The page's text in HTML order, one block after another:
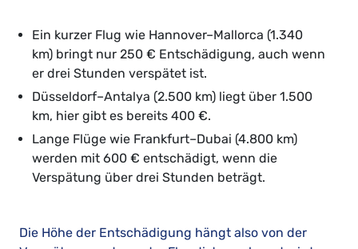
Ein kurzer Flug wie Hannover–Mallorca (1.340
km) bringt nur 250 € Entschädigung, auch wenn
er drei Stunden verspätet ist.
Düsseldorf–Antalya (2.500 km) liegt über 1.500
km, hier gibt es bereits 400 €.
Lange Flüge wie Frankfurt–Dubai (4.800 km)
werden mit 600 € entschädigt, wenn die
Verspätung über drei Stunden beträgt.
Die Höhe der Entschädigung hängt also von der